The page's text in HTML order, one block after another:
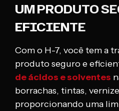
UM PRODUTO
EFICIENTE
Com o H-7, você tem a
produto seguro e
de ácidos e solventes
borrachas, tintas,
proporcionando uma